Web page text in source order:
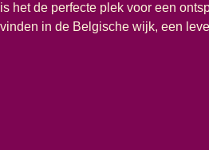
is het de perfecte plek voor een
vinden in de Belgische wijk, een